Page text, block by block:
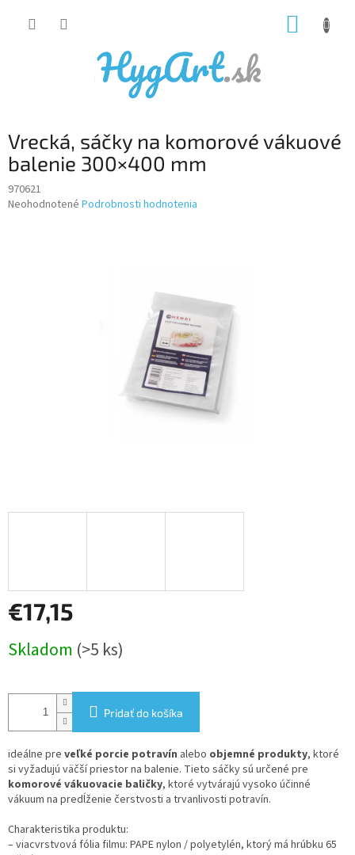
Vrecká, sáčky na komorové vákuové
balenie 300×400 mm
970621
Priemerné
Neohodnotené Podrobnosti hodnotenia
€17,15
cena:
Skladom (>5 ks)
Pridať do košíka
ideálne pre veľké porcie potravín alebo objemné produkty, ktoré
si vyžadujú väčší priestor na balenie. Tieto sáčky sú určené pre
komorové vákuovacie baličky, ktoré vytvárajú vysoko účinné
vákuum na predĺženie čerstvosti a trvanlivosti potravín.
Charakteristika produktu:
– viacvrstvová fólia filmu: PAPE nylon / polyetylén, ktorý má hrúbku 65